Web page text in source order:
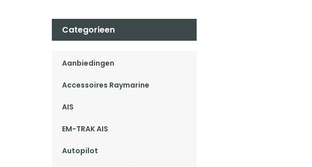
Categorieen
Aanbiedingen
Accessoires Raymarine
AIS
EM-TRAK AIS
Autopilot